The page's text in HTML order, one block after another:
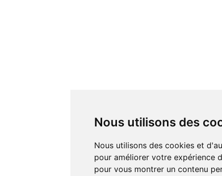
Nous utilisons des
Nous utilisons des cookies et d'autres technologies de suivi
pour améliorer votre expérience
pour vous montrer un contenu